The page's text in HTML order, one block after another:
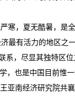
寒，夏无酷暑，是
最有活力的地区之
系，尽显其独特区
，也是中国目前惟
亚南经济研究院共